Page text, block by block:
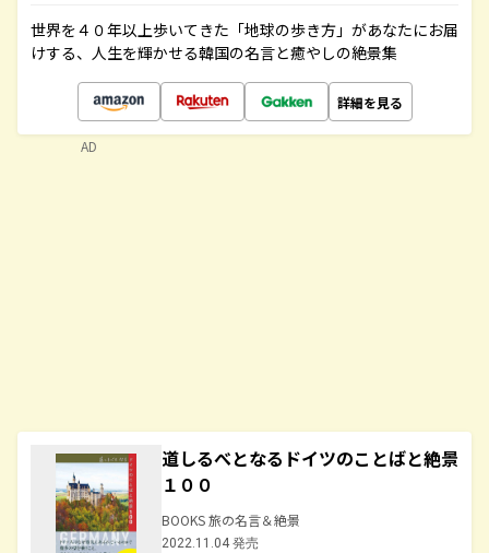
世界を４０年以上歩いてきた「地球の歩き方」があなたにお届
けする、人生を輝かせる韓国の名言と癒やしの絶景集
詳細を見る
道しるべとなるドイツのことばと絶景
１００
BOOKS 旅の名言＆絶景
2022.11.04 発売
AD